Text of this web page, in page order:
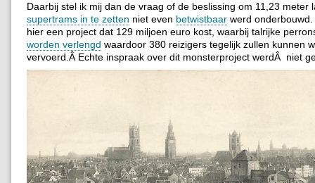
Daarbij stel ik mij dan de vraag of de beslissing om 11,23 meter
supertrams in te zetten niet even betwistbaar werd
hier een project dat 129 miljoen euro kost, waarbij talrijke
worden verlengd waardoor 380 reizigers tegelijk zullen kunnen
vervoerd.Â Echte inspraak over dit monsterproject werdÂ niet